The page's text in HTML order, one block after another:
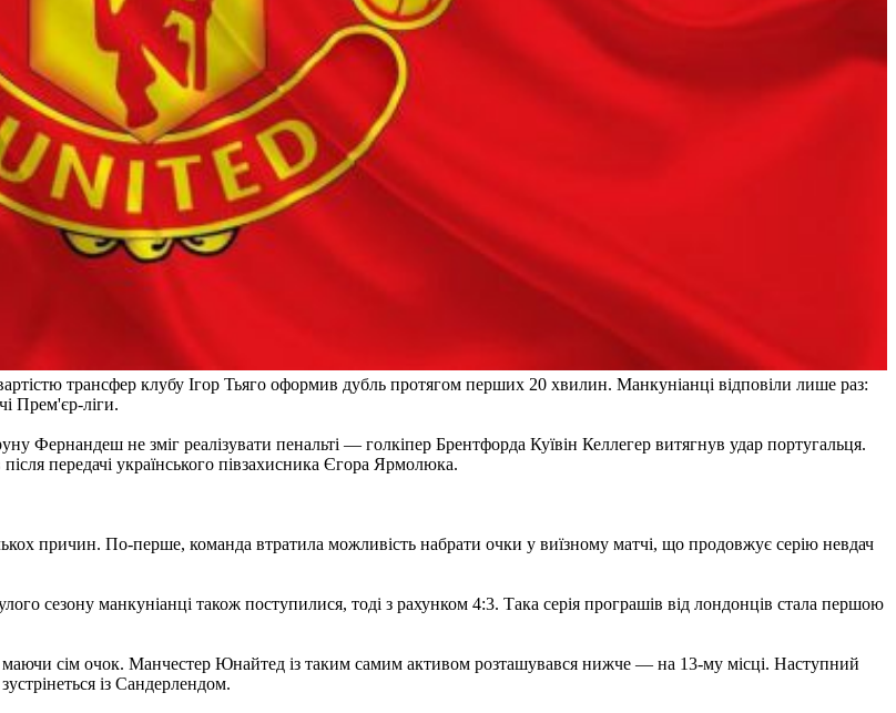
трансфер клубу Ігор Тьяго оформив дубль протягом перших 20 хвилин. Манкуніанці відповіли лише раз:
Прем'єр-ліги.
Фернандеш не зміг реалізувати пенальті — голкіпер Брентфорда Куївін Келлегер витягнув удар португальця.
передачі українського півзахисника Єгора Ярмолюка.
причин. По-перше, команда втратила можливість набрати очки у виїзному матчі, що продовжує серію невдач
сезону манкуніанці також поступилися, тоді з рахунком 4:3. Така серія програшів від лондонців стала першою
маючи сім очок. Манчестер Юнайтед із таким самим активом розташувався нижче — на 13-му місці. Наступний
із Сандерлендом.